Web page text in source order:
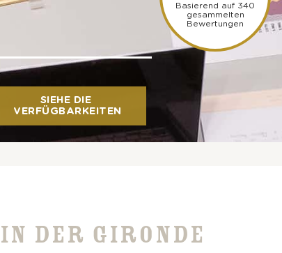
DER GIRONDE
Basierend auf 340
gesammelten
Bewertungen